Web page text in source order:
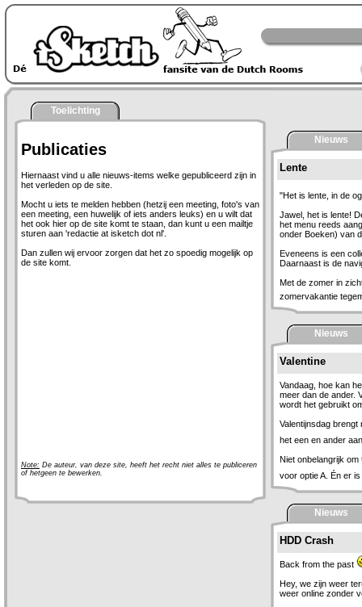
Toelichting
Publicaties
Hiernaast vind u alle nieuws-items welke gepubliceerd zijn in
het verleden op de site.
Mocht u iets te melden hebben (hetzij een meeting, foto's van
een meeting, een huwelijk of iets anders leuks) en u wilt dat
het ook hier op de site komt te staan, dan kunt u een mailtje
sturen aan 'redactie at isketch dot nl'.
Dan zullen wij ervoor zorgen dat het zo spoedig mogelijk op
de site komt.
Note: De auteur, van deze site, heeft het recht niet alles te publiceren
of hetgeen te bewerken.
Nieuws
Lente
"Het is lente, in de
Jawel, het is lente!
het menu reeds
onder Boeken) van
Eveneens is een
Daarnaast is de
Met de zomer in
zomervakantie
Nieuws
Valentine
Vandaag, hoe kan
meer dan de ander.
wordt het gebruikt
Valentijnsdag
het een en ander
Niet onbelangrijk
voor optie A. Én er
Nieuws
HDD Crash
Back from the past
Hey, we zijn weer
weer online zonder